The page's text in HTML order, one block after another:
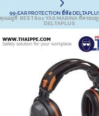
99-EAR PROTECTION ยี่ห้อ
คุณอยู่ที่: BEST601 YAS MARINA ที่ครอบหู
DELTAPLUS